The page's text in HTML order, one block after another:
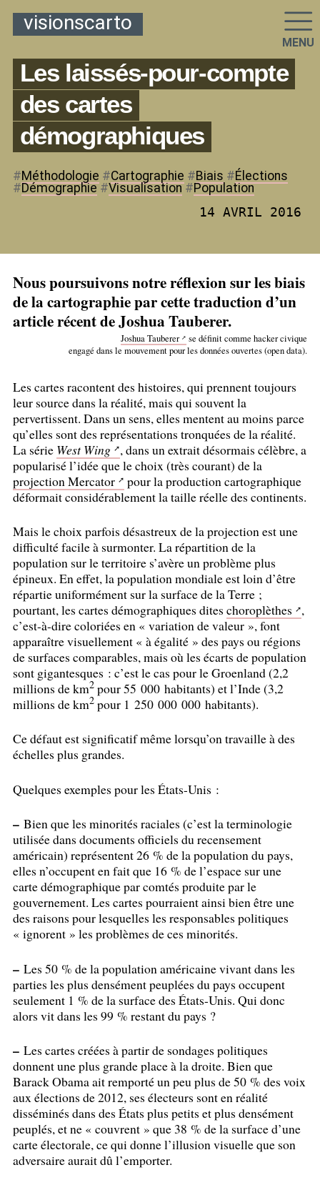
visionscarto
MENU
Les laissés-pour-compte
des cartes
démographiques
#Méthodologie #Cartographie #Biais #Élections
#Démographie #Visualisation #Population
14 AVRIL 2016
Nous poursuivons notre réflexion sur les biais
de la cartographie par cette traduction d’un
article récent de Joshua Tauberer.
Joshua Tauberer
se définit comme hacker civique
engagé dans le mouvement pour les données ouvertes (open data).
Les cartes racontent des histoires, qui prennent toujours
leur source dans la réalité, mais qui souvent la
pervertissent. Dans un sens, elles mentent au moins parce
qu’elles sont des représentations tronquées de la réalité.
La série West Wing , dans un extrait désormais célèbre, a
popularisé l’idée que le choix (très courant) de la
projection Mercator
pour la production cartographique
déformait considérablement la taille réelle des continents.
Mais le choix parfois désastreux de la projection est une
difficulté facile à surmonter. La répartition de la
population sur le territoire s’avère un problème plus
épineux. En effet, la population mondiale est loin d’être
répartie uniformément sur la surface de la Terre ;
pourtant, les cartes démographiques dites choroplèthes
,
c’est-à-dire coloriées en « variation de valeur », font
apparaître visuellement « à égalité » des pays ou régions
de surfaces comparables, mais où les écarts de population
sont gigantesques : c’est le cas pour le Groenland (2,2
millions de km2pour 55 000 habitants) et l’Inde (3,2
millions de km2pour 1 250 000 000 habitants).
Ce défaut est significatif même lorsqu’on travaille à des
échelles plus grandes.
Quelques exemples pour les États-Unis :
–Bien que les minorités raciales (c’est la terminologie
utilisée dans documents officiels du recensement
américain) représentent 26 % de la population du pays,
elles n’occupent en fait que 16 % de l’espace sur une
carte démographique par comtés produite par le
gouvernement. Les cartes pourraient ainsi bien être une
des raisons pour lesquelles les responsables politiques
« ignorent » les problèmes de ces minorités.
–Les 50 % de la population américaine vivant dans les
parties les plus densément peuplées du pays occupent
seulement 1 % de la surface des États-Unis. Qui donc
alors vit dans les 99 % restant du pays ?
–Les cartes créées à partir de sondages politiques
donnent une plus grande place à la droite. Bien que
Barack Obama ait remporté un peu plus de 50 % des voix
aux élections de 2012, ses électeurs sont en réalité
disséminés dans des États plus petits et plus densément
peuplés, et ne « couvrent » que 38 % de la surface d’une
carte électorale, ce qui donne l’illusion visuelle que son
adversaire aurait dû l’emporter.